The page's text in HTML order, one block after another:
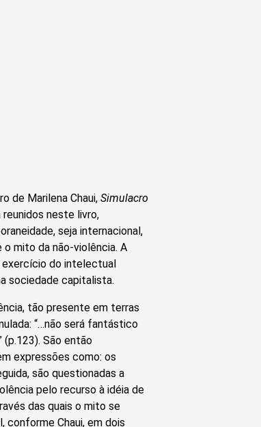
de Marilena Chaui, Simulacro
neste livro,
seja internacional,
o mito da não-violência. A
do intelectual
sociedade capitalista.
tão presente em terras
“…não será fantástico
(p.123). São então
expressões como: os
são questionadas a
pelo recurso à idéia de
das quais o mito se
conforme Chaui, em dois